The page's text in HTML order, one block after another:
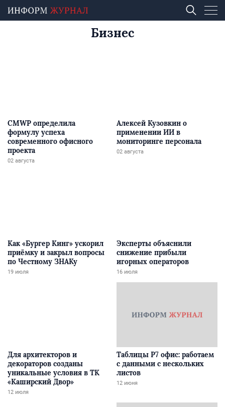
Бизнес
CMWP определила
формулу успеха
современного офисного
проекта
02 августа
Алексей Кузовкин о
применении ИИ в
мониторинге персонала
02 августа
Как «Бургер Кинг» ускорил
приёмку и закрыл вопросы
по Честному ЗНАКу
19 июля
Эксперты объяснили
снижение прибыли
игорных операторов
16 июля
Для архитекторов и
декораторов созданы
уникальные условия в ТК
«Каширский Двор»
12 июля
Таблицы Р7 офис: работаем
с данными с нескольких
листов
12 июня